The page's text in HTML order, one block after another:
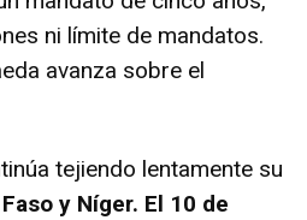
ni límite de mandatos.
avanza sobre el
tejiendo lentamente su
y Níger. El 10 de